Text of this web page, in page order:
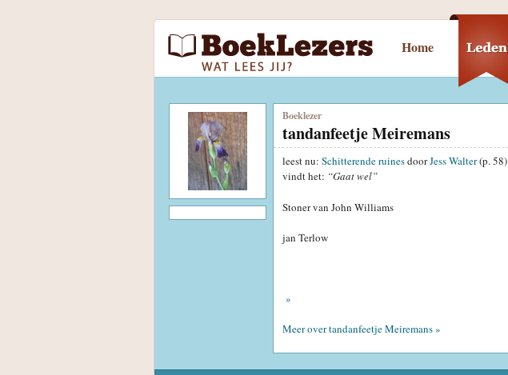
Home
Boeklezer
tandanfeetje Meiremans
leest nu: Schitterende ruinesdoorJess Walter(p. 58)
vindt het: “Gaat wel”
Stoner van John Williams
jan Terlow
»
Meer over tandanfeetje Meiremans »